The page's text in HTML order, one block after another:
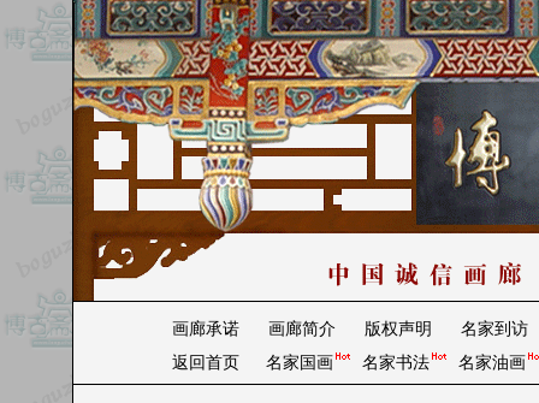
画廊承诺 画廊简介 版权声明
名家到访
返回首页
名家国画 名家书法 名家油画